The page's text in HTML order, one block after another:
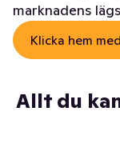
marknadens
Klicka hem
Allt du